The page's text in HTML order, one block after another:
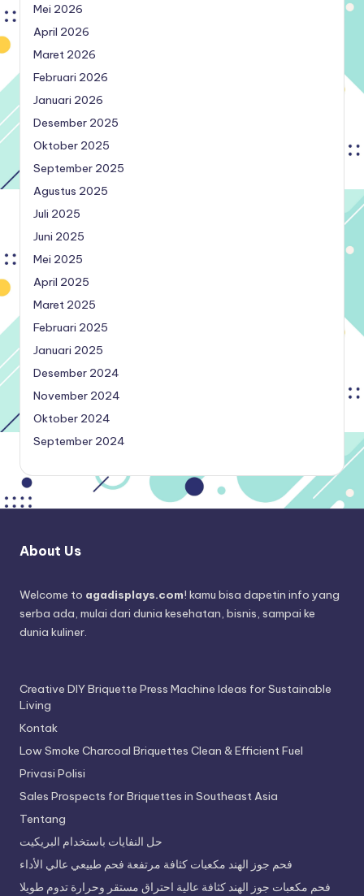
Mei 2026
April 2026
Maret 2026
Februari 2026
Januari 2026
Desember 2025
Oktober 2025
September 2025
Agustus 2025
Juli 2025
Juni 2025
Mei 2025
April 2025
Maret 2025
Februari 2025
Januari 2025
Desember 2024
November 2024
Oktober 2024
September 2024
About Us
Welcome to agadisplays.com! kamu bisa dapetin info yang
serba ada, mulai dari dunia kesehatan, bisnis, sampai ke
dunia kuliner.
Creative DIY Briquette Press Machine Ideas for Sustainable
Living
Kontak
Low Smoke Charcoal Briquettes Clean & Efficient Fuel
Privasi Polisi
Sales Prospects for Briquettes in Southeast Asia
Tentang
حل النفايات باستخدام البريكيت
فحم جوز الهند مكعبات كثافة مرتفعة فحم طبيعي عالي الأداء
فحم مكعبات جوز الهند كثافة عالية احتراق مستقر وحرارة تدوم طويلا